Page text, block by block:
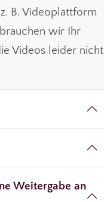
B. Videoplattform
wir Ihr
Videos leider nicht
Weitergabe an